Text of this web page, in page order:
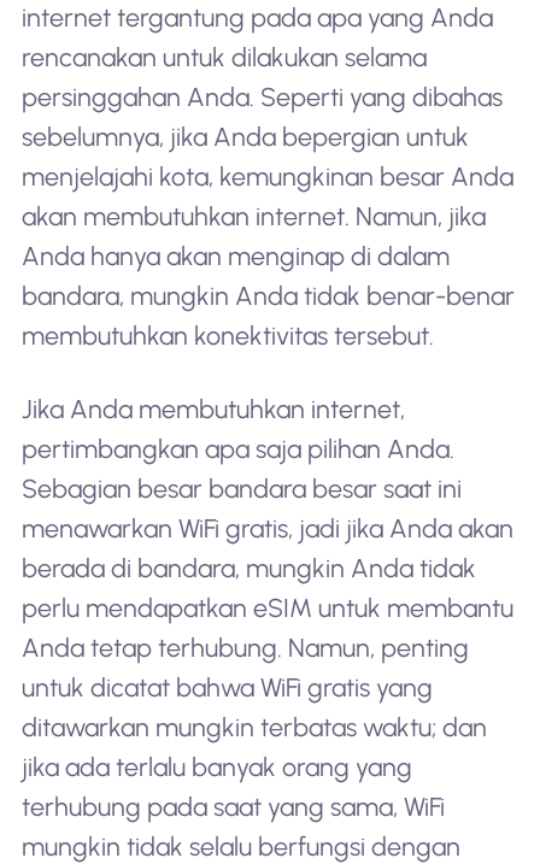
internet tergantung pada apa yang Anda
rencanakan untuk dilakukan selama
persinggahan Anda. Seperti yang dibahas
sebelumnya, jika Anda bepergian untuk
menjelajahi kota, kemungkinan besar Anda
akan membutuhkan internet. Namun, jika
Anda hanya akan menginap di dalam
bandara, mungkin Anda tidak benar-benar
membutuhkan konektivitas tersebut.
Jika Anda membutuhkan internet,
pertimbangkan apa saja pilihan Anda.
Sebagian besar bandara besar saat ini
menawarkan WiFi gratis, jadi jika Anda akan
berada di bandara, mungkin Anda tidak
perlu mendapatkan eSIM untuk membantu
Anda tetap terhubung. Namun, penting
untuk dicatat bahwa WiFi gratis yang
ditawarkan mungkin terbatas waktu; dan
jika ada terlalu banyak orang yang
terhubung pada saat yang sama, WiFi
mungkin tidak selalu berfungsi dengan